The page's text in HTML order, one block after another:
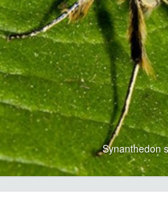
Synanthedon